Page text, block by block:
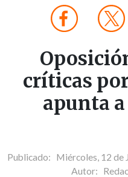
críticas
apunta
Publicado: Miércoles, 12 de
Autor: